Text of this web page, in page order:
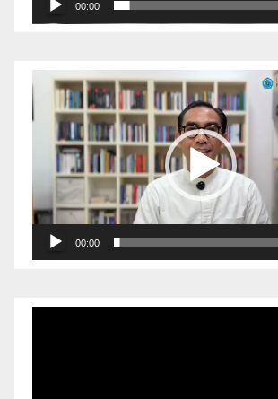
00:00
Pemutar
Video
00:00